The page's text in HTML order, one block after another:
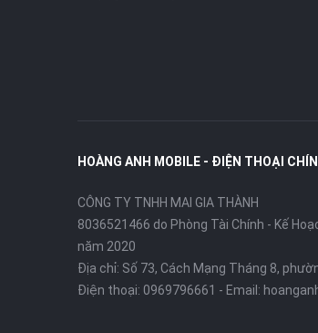
HOÀNG ANH MOBILE - ĐIỆN THOẠI
CÔNG TY TNHH MAI GIA THÀNH
8036521466 do Phòng Tài Chính - Kế
năm 2020
Địa chỉ: Số 73, Cách Mạng Tháng 8,
Điện thoại: 0969796661 - Email: